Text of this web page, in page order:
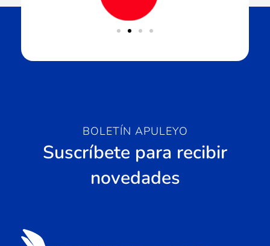
BOLETÍN APULEYO
Suscríbete para recibir
novedades